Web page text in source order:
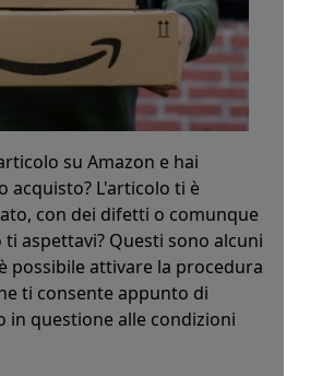
su Amazon e hai
acquisto? L'articolo ti è
con dei difetti o comunque
aspettavi? Questi sono alcuni
possibile attivare la procedura
ti consente appunto di
questione alle condizioni